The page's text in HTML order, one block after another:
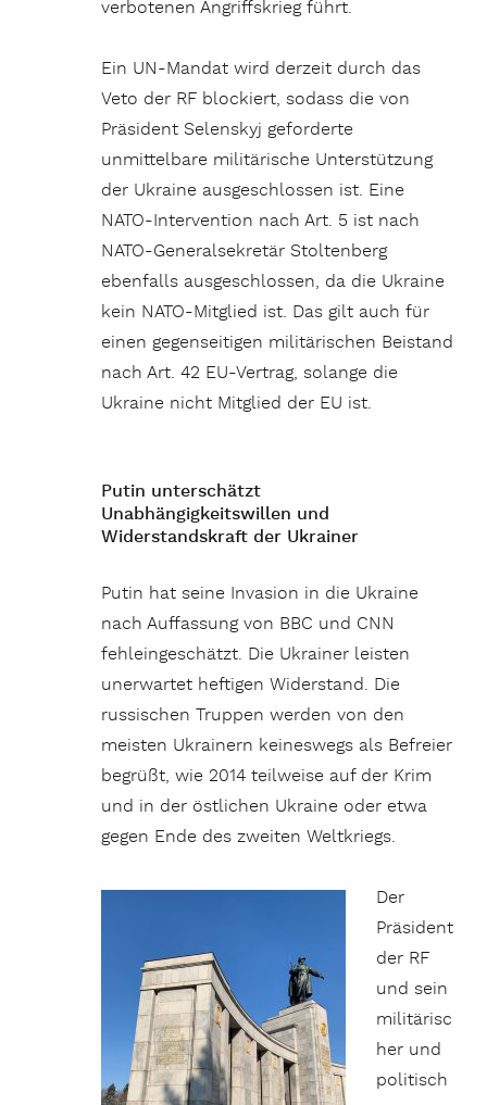
verbotenen Angriffskrieg führt.
Ein UN-Mandat wird derzeit durch das
Veto der RF blockiert, sodass die von
Präsident Selenskyj geforderte
unmittelbare militärische Unterstützung
der Ukraine ausgeschlossen ist. Eine
NATO-Intervention nach Art. 5 ist nach
NATO-Generalsekretär Stoltenberg
ebenfalls ausgeschlossen, da die Ukraine
kein NATO-Mitglied ist. Das gilt auch für
einen gegenseitigen militärischen Beistand
nach Art. 42 EU-Vertrag, solange die
Ukraine nicht Mitglied der EU ist.
Putin unterschätzt
Unabhängigkeitswillen und
Widerstandskraft der Ukrainer
Putin hat seine Invasion in die Ukraine
nach Auffassung von BBC und CNN
fehleingeschätzt. Die Ukrainer leisten
unerwartet heftigen Widerstand. Die
russischen Truppen werden von den
meisten Ukrainern keineswegs als Befreier
begrüßt, wie 2014 teilweise auf der Krim
und in der östlichen Ukraine oder etwa
gegen Ende des zweiten Weltkriegs.
Der
Präsident
der RF
und sein
militärisc
her und
politisch